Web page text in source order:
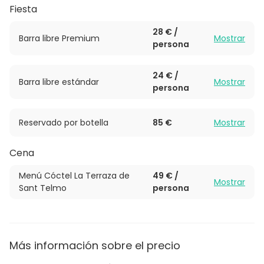
Contáctanos para más información y deja que
Terraza de San Telmo haga realidad tus eventos
más esperados.
Fiesta
Barra libre Premium
28 € /
persona
Mostrar
Barra libre estándar
24 € /
persona
Mostrar
Reservado por botella 85 € Mostrar
Cena
Menú Cóctel La Terraza de
Sant Telmo
49 € /
persona
Mostrar
Más información sobre el precio